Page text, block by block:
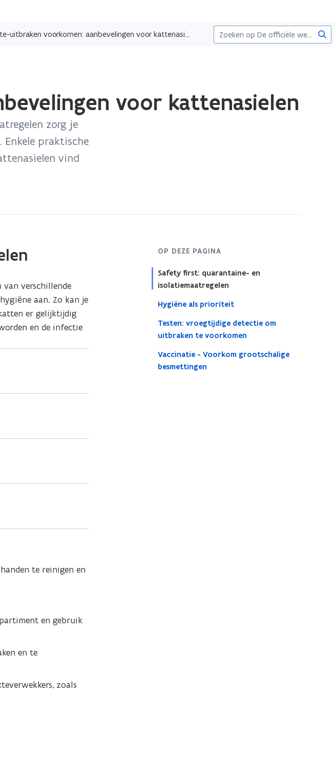
Ziekte-uitbraken voorkomen: aanbevelingen voor kattenasielen
voor kattenasielen
zorg je
praktische
vind
OP DEZE PAGINA
Safety first: quarantaine- en
isolatiemaatregelen
Hygiëne als prioriteit
Testen: vroegtijdige detectie om
uitbraken te voorkomen
Vaccinatie - Voorkom grootschalige
besmettingen
van verschillende
aan. Zo kan je
er gelijktijdig
en de infectie
te reinigen en
en gebruik
en te
zoals